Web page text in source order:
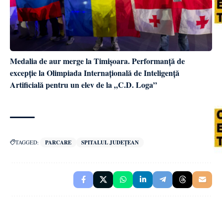
Medalia de aur merge la Timișoara. Performanță de
excepție la Olimpiada Internațională de Inteligență
Artificială pentru un elev de la „C.D. Loga”
TAGGED: PARCARE SPITALUL JUDEȚEAN